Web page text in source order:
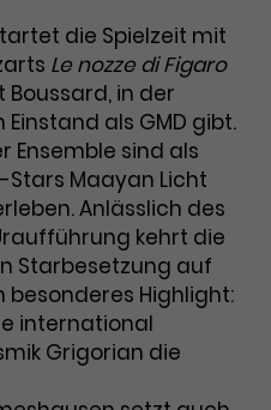
wie
eine Website
bei der Erstellung
über die
der Website. Die
umfassen in
Form die Anzahl
die Quelle, aus der sie
die besuchten
1
speichert
zu Werbeklicks und
von
zu Google Ads-
die Spielzeit mit
Le nozze di Figaro
Boussard, in der
als GMD gibt.
Ensemble sind als
Maayan Licht
Anlässlich des
kehrt die
Starbesetzung auf
besonderes Highlight:
international
Grigorian die